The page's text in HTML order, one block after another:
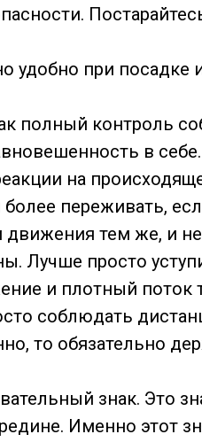
удобно при посадке
полный контроль
в
на
переживать,
тем же, и не
Лучше просто
и плотный поток
соблюдать
то обязательно
знак. Это
Именно этот